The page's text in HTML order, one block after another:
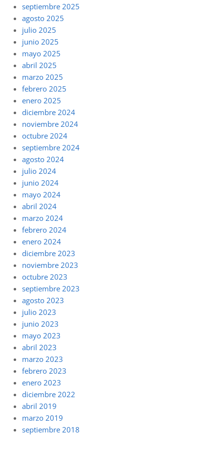
septiembre 2025
agosto 2025
julio 2025
junio 2025
mayo 2025
abril 2025
marzo 2025
febrero 2025
enero 2025
diciembre 2024
noviembre 2024
octubre 2024
septiembre 2024
agosto 2024
julio 2024
junio 2024
mayo 2024
abril 2024
marzo 2024
febrero 2024
enero 2024
diciembre 2023
noviembre 2023
octubre 2023
septiembre 2023
agosto 2023
julio 2023
junio 2023
mayo 2023
abril 2023
marzo 2023
febrero 2023
enero 2023
diciembre 2022
abril 2019
marzo 2019
septiembre 2018